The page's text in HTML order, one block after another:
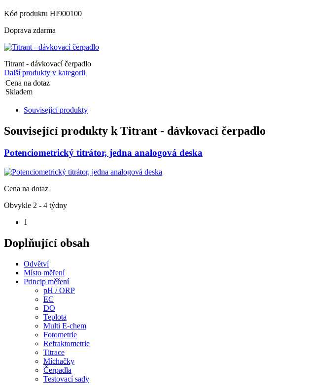
Kód produktu HI900100
Doprava zdarma
Titrant - dávkovací čerpadlo
Další produkty v kategorii
Cena na dotaz
Skladem
Související produkty
Související produkty kTitrant - dávkovací čerpadlo
Potenciometrický titrátor, jedna analogová deska
Cena na dotaz
Obvykle 2 - 4 týdny
1
Doplňující obsah
Odvětví
Místo měření
Princip měření
pH / ORP
EC
DO
Teplota
Multi E-chem
Fotometrie
Refraktometrie
Titrace
Míchačky
Čerpadla
Testovací sady